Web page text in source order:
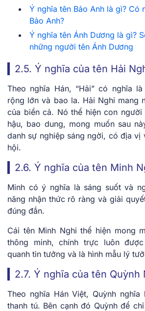
Ý nghĩa tên Bảo Anh là gì? Có
Bảo Anh?
Ý nghĩa tên Ánh Dương là gì?
những người tên Ánh Dương
2.5. Ý nghĩa của tên Hải
Theo nghĩa Hán, “Hải” có nghĩa
rộng lớn và bao la. Hải Nghi mang
của biển cả. Nó thể hiện con
hậu, bao dung, mong muốn sau
danh sự nghiệp sáng ngời, có địa vị
hội.
2.6. Ý nghĩa của tên Minh
Minh có ý nghĩa là sáng suốt và
năng nhận thức rõ ràng và giải
đúng đắn.
Cái tên Minh Nghi thể hiện mong
thông minh, chính trực luôn
quanh tin tưởng và là hình mẫu lý
2.7. Ý nghĩa của tên Quỳnh
Theo nghĩa Hán Việt, Quỳnh
thanh tú. Bên cạnh đó Quỳnh để